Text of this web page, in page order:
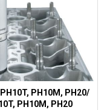
PH10M, PH20/
PH10M, PH20